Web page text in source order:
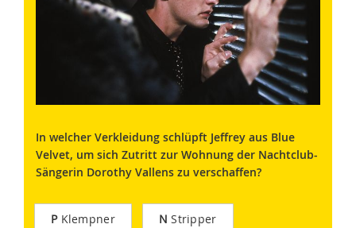
In welcher Verkleidung schlüpft Jeffrey aus Blue
Velvet, um sich Zutritt zur Wohnung der Nachtclub-
Sängerin Dorothy Vallens zu verschaffen?
P Klempner N Stripper